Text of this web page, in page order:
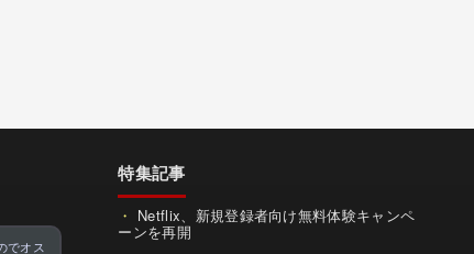
でオス
特集記事
Netflix、新規登録者向け無料体験キャンペ
ーンを再開